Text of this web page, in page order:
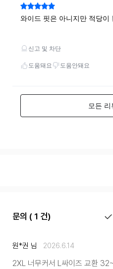
문의 ( 1 건)
원*권 님 2026.6.14